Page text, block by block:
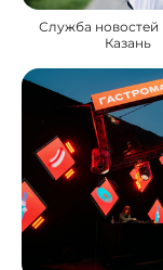
Служба новостей
Казань